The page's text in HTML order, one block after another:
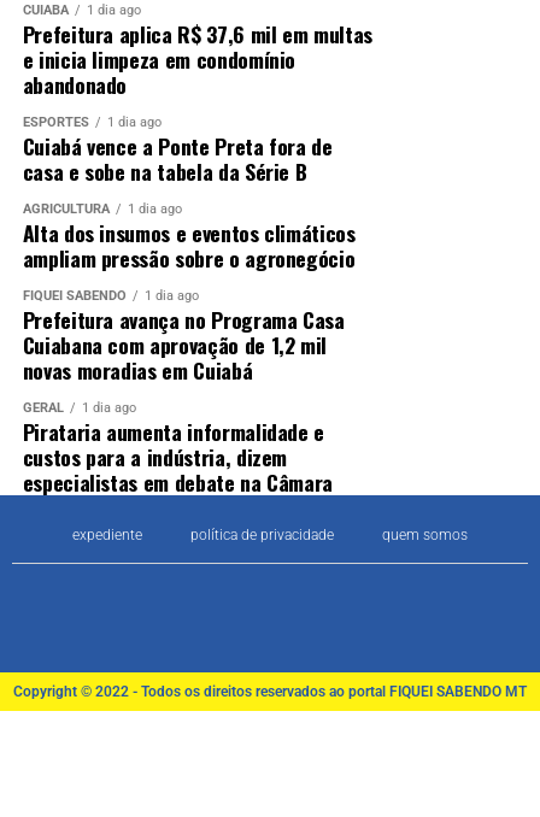
CUIABÁ 1 dia ago
Prefeitura aplica R$ 37,6 mil em multas
e inicia limpeza em condomínio
abandonado
ESPORTES 1 dia ago
Cuiabá vence a Ponte Preta fora de
casa e sobe na tabela da Série B
AGRICULTURA 1 dia ago
Alta dos insumos e eventos climáticos
ampliam pressão sobre o agronegócio
FIQUEI SABENDO 1 dia ago
Prefeitura avança no Programa Casa
Cuiabana com aprovação de 1,2 mil
novas moradias em Cuiabá
GERAL 1 dia ago
Pirataria aumenta informalidade e
custos para a indústria, dizem
especialistas em debate na Câmara
expediente política de privacidade quem somos
Copyright © 2022 - Todos os direitos reservados ao portal FIQUEI SABENDO MT